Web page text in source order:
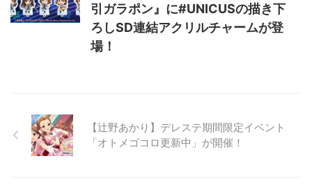
引ガラポン』に#UNICUSの描き下
ろしSD連結アクリルチャームが登
場！
【辻野あかり】デレステ期間限定イベント
「オトメゴコロ更新中」が開催！